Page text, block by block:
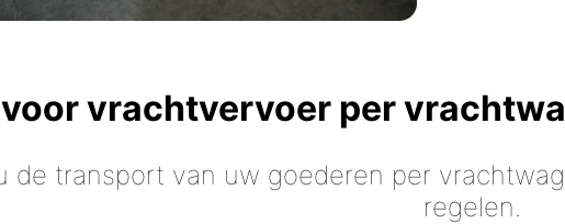
vrachtvervoer per
de transport van uw goederen per
regelen.